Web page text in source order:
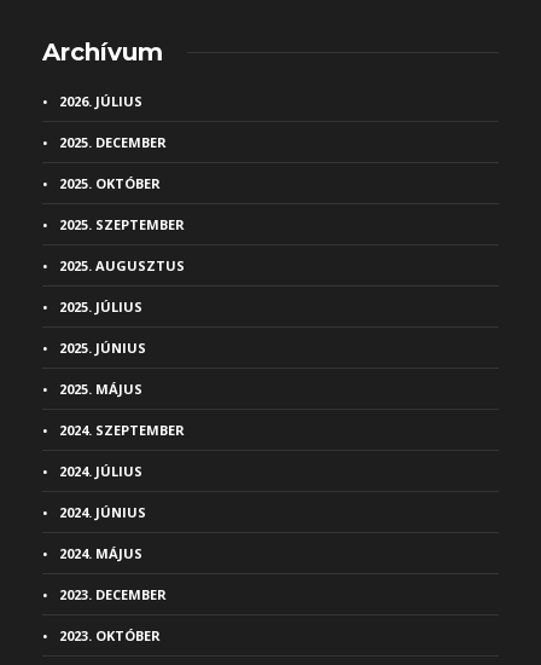
Archívum
2026. JÚLIUS
2025. DECEMBER
2025. OKTÓBER
2025. SZEPTEMBER
2025. AUGUSZTUS
2025. JÚLIUS
2025. JÚNIUS
2025. MÁJUS
2024. SZEPTEMBER
2024. JÚLIUS
2024. JÚNIUS
2024. MÁJUS
2023. DECEMBER
2023. OKTÓBER